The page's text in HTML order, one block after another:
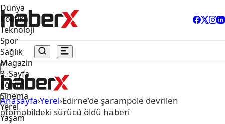
Dünya
Politika
Teknoloji
Spor
Sağlık
Magazin
3. Sayfa
Eğitim
Sinema
Yerel
Yaşam
Anasayfa›Yerel›Edirne’de şarampole devrilen
otomobildeki sürücü öldü haberi